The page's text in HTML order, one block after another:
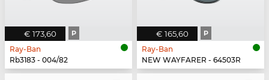
€ 173,60 P
Ray-Ban
Rb3183 - 004/82
€ 165,60 P
Ray-Ban
NEW WAYFARER - 64503R